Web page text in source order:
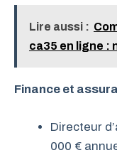
Lire aussi :
ca35 en ligne :
Finance et
Directeur
000 €